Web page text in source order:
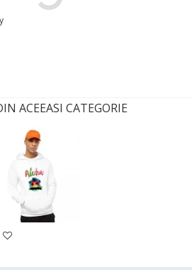
ACEEASI CATEGORIE